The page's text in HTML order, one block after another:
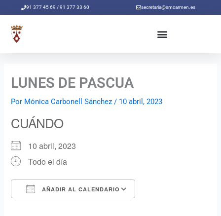
al
contenido
91 377 45 69 / 91 377 33 60 secretaria@smcarmen.es
LUNES DE PASCUA
Por Mónica Carbonell Sánchez/ 10 abril, 2023
CUÁNDO
10 abril, 2023
Todo el día
AÑADIR AL CALENDARIO